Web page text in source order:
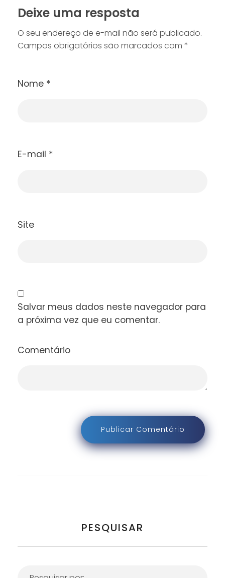
Deixe uma resposta
O seu endereço de e-mail não será publicado.
Campos obrigatórios são marcados com *
Nome *
E-mail *
Site
Salvar meus dados neste navegador para
a próxima vez que eu comentar.
Comentário
PESQUISAR